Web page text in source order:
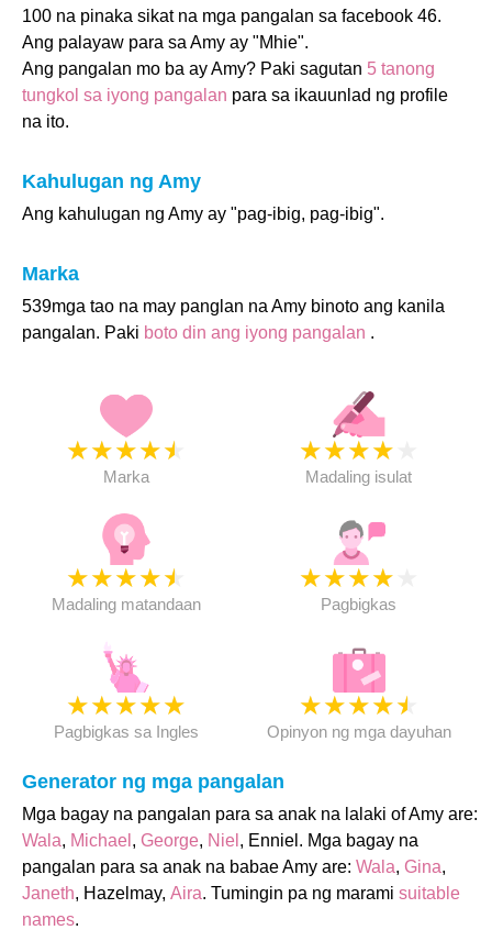
100 na pinaka sikat na mga pangalan sa facebook 46.
Ang palayaw para sa Amy ay "Mhie".
Ang pangalan mo ba ay Amy? Paki sagutan 5 tanong
tungkol sa iyong pangalan para sa ikauunlad ng profile
na ito.
Kahulugan ng Amy
Ang kahulugan ng Amy ay "pag-ibig, pag-ibig".
Marka
539mga tao na may panglan na Amy binoto ang kanila
pangalan. Paki boto din ang iyong pangalan .
★★★★★
Marka
★★★★
Madaling isulat
★★★★★
Madaling matandaan
★★★★
Pagbigkas
★★★★★
Pagbigkas sa Ingles
★★★★★
Opinyon ng mga dayuhan
Generator ng mga pangalan
Mga bagay na pangalan para sa anak na lalaki of Amy are:
Wala, Michael , George, Niel , Enniel. Mga bagay na
pangalan para sa anak na babae Amy are: Wala, Gina,
Janeth, Hazelmay, Aira. Tumingin pa ng marami suitable
names.